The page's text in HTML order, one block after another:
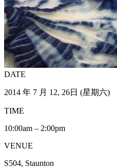
DATE
2014 年 7 月 12, 26日 (星期六)
TIME
10:00am – 2:00pm
VENUE
S504, Staunton